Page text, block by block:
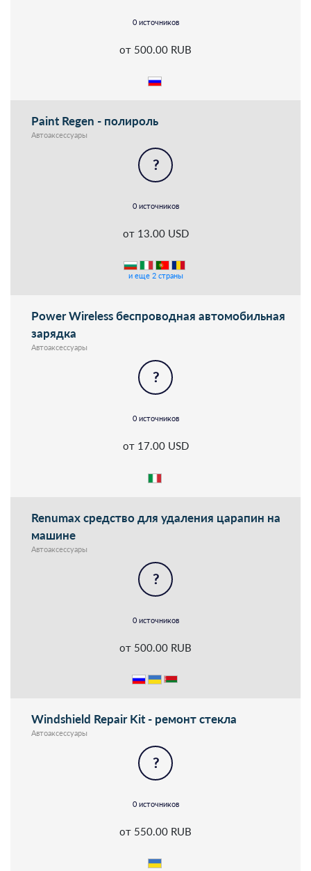
0 источников
от 500.00 RUB
Paint Regen - полироль
Автоаксессуары
?
0 источников
от 13.00 USD
и еще 2 страны
Power Wireless беспроводная автомобильная
зарядка
Автоаксессуары
?
0 источников
от 17.00 USD
Renumax средство для удаления царапин на
машине
Автоаксессуары
?
0 источников
от 500.00 RUB
Windshield Repair Kit - ремонт стекла
Автоаксессуары
?
0 источников
от 550.00 RUB